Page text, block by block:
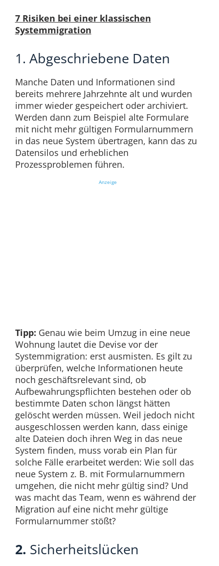
7 Risiken bei einer klassischen
Systemmigration
1. Abgeschriebene Daten
Manche Daten und Informationen sind
bereits mehrere Jahrzehnte alt und wurden
immer wieder gespeichert oder archiviert.
Werden dann zum Beispiel alte Formulare
mit nicht mehr gültigen Formularnummern
in das neue System übertragen, kann das zu
Datensilos und erheblichen
Prozessproblemen führen.
Anzeige
Tipp: Genau wie beim Umzug in eine neue
Wohnung lautet die Devise vor der
Systemmigration: erst ausmisten. Es gilt zu
überprüfen, welche Informationen heute
noch geschäftsrelevant sind, ob
Aufbewahrungspflichten bestehen oder ob
bestimmte Daten schon längst hätten
gelöscht werden müssen. Weil jedoch nicht
ausgeschlossen werden kann, dass einige
alte Dateien doch ihren Weg in das neue
System finden, muss vorab ein Plan für
solche Fälle erarbeitet werden: Wie soll das
neue System z. B. mit Formularnummern
umgehen, die nicht mehr gültig sind? Und
was macht das Team, wenn es während der
Migration auf eine nicht mehr gültige
Formularnummer stößt?
2. Sicherheitslücken